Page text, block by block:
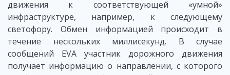
движения к соответствующей «умной»
инфраструктуре, например, к следующему
светофору. Обмен информацией происходит в
течение нескольких миллисекунд. В случае
сообщений EVA участник дорожного движения
получает информацию о направлении, с которого